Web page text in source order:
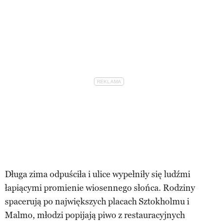
Długa zima odpuściła i ulice wypełniły się ludźmi
łapiącymi promienie wiosennego słońca. Rodziny
spacerują po największych placach Sztokholmu i
Malmo, młodzi popijają piwo z restauracyjnych